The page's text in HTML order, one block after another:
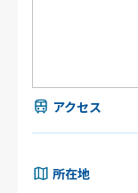
アクセス
所在地